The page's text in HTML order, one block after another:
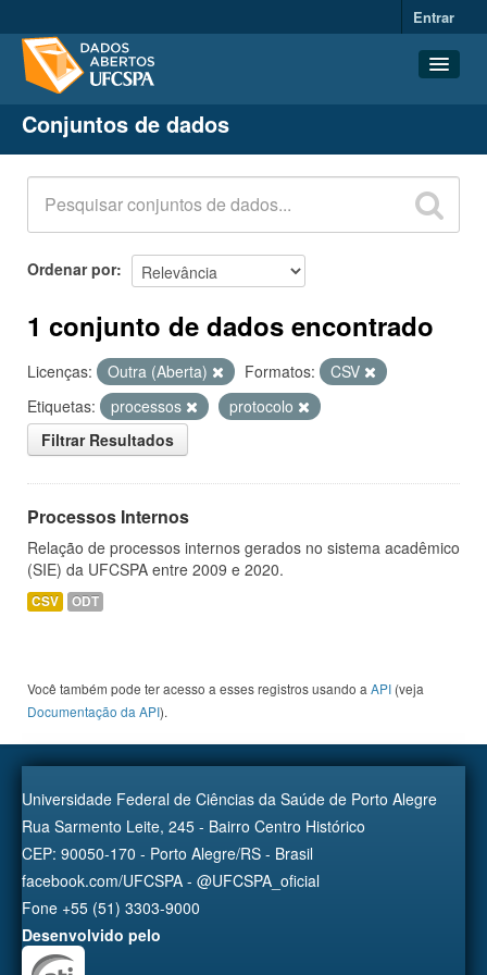
Entrar
Conjuntos de dados
Organizações
Grupos
Sobre
Conjuntos de dados
Ordenar por
1 conjunto de dados encontrado
Licenças: Outra (Aberta) Formatos:
CSV
Etiquetas:
processos
protocolo
Filtrar Resultados
Processos Internos
Relação de processos internos gerados no sistema acadêmico
(SIE) da UFCSPA entre 2009 e 2020.
CSV ODT
Você também pode ter acesso a esses registros usando a API (veja
Documentação da API).
Universidade Federal de Ciências da Saúde de Porto Alegre
Rua Sarmento Leite, 245 - Bairro Centro Histórico
CEP: 90050-170 - Porto Alegre/RS - Brasil
facebook.com/UFCSPA - @UFCSPA_oficial
Fone +55 (51) 3303-9000
Desenvolvido pelo